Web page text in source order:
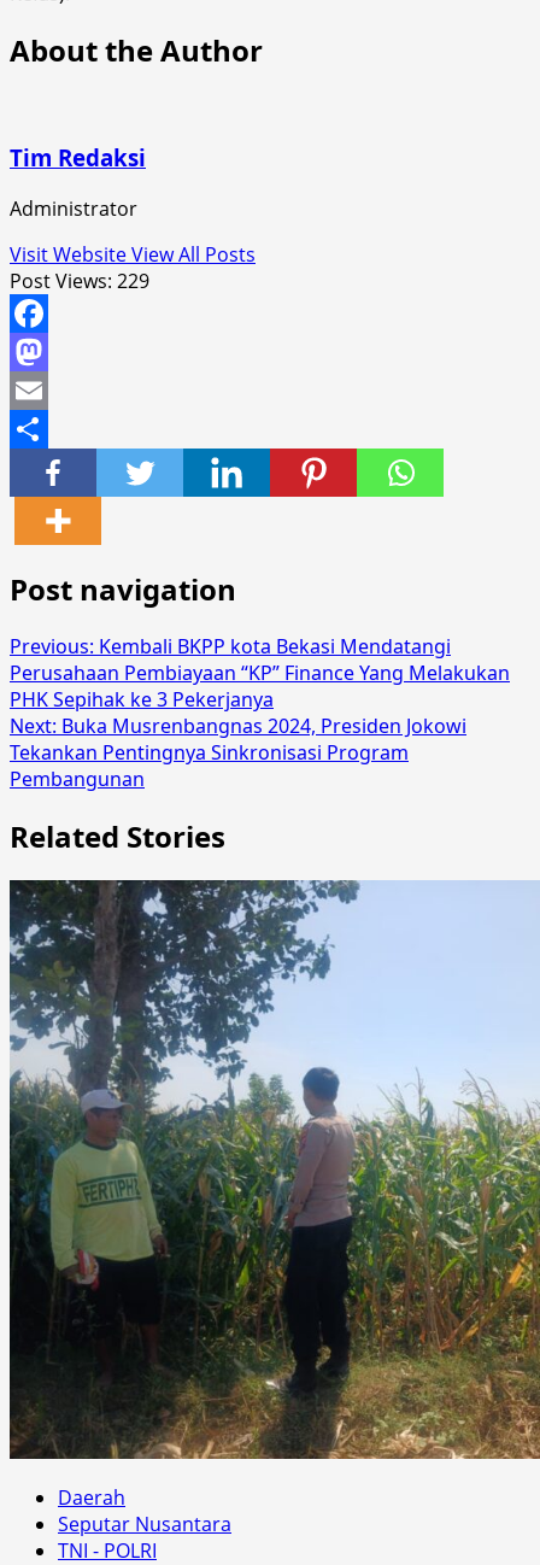
About the Author
Tim Redaksi
Administrator
Visit WebsiteView All Posts
Post Views: 229
Facebook
Mastodon
Email
Share
Post navigation
Previous: Kembali BKPP kota Bekasi Mendatangi
Perusahaan Pembiayaan “KP” Finance Yang Melakukan
PHK Sepihak ke 3 Pekerjanya
Next: Buka Musrenbangnas 2024, Presiden Jokowi
Tekankan Pentingnya Sinkronisasi Program
Pembangunan
Related Stories
Daerah
Seputar Nusantara
TNI - POLRI